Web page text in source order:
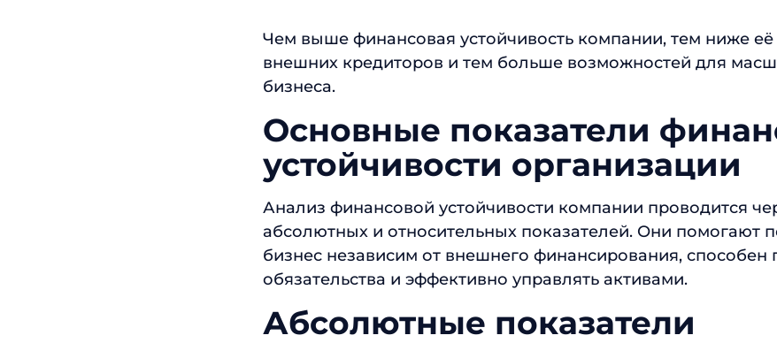
Чем выше финансовая устойчивость компании, тем ниже её
внешних кредиторов и тем больше возможностей для
бизнеса.
Основные показатели
устойчивости организации
Анализ финансовой устойчивости компании проводится
абсолютных и относительных показателей. Они помогают
бизнес независим от внешнего финансирования, способен
обязательства и эффективно управлять активами.
Абсолютные показатели